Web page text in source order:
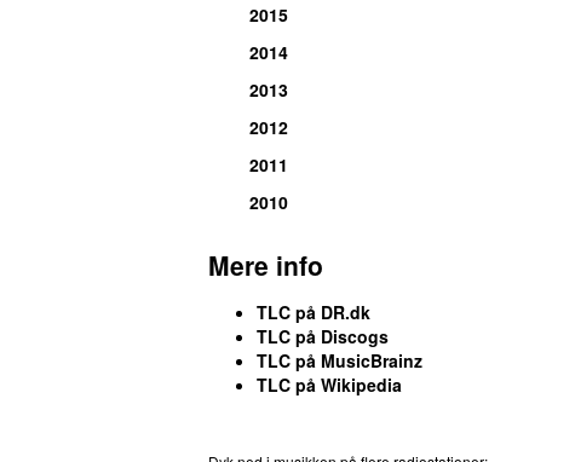
2015
2014
2013
2012
2011
2010
Mere info
TLC på DR.dk
TLC på Discogs
TLC på MusicBrainz
TLC på Wikipedia